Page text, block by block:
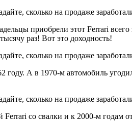
приобрели этот Ferrari
раз! Вот это доходность!
году. А в 1970-м автомобиль
со свалки и к 2000-м годам